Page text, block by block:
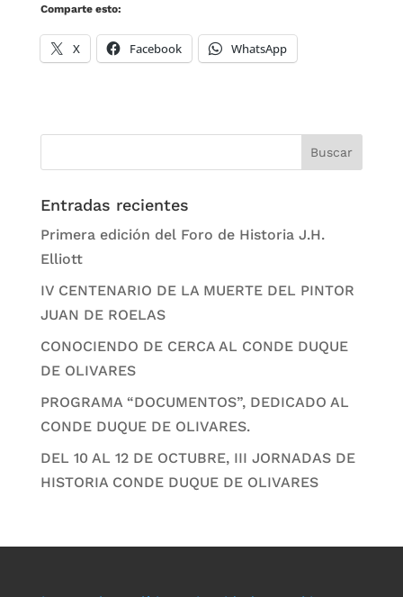
Comparte esto:
X Facebook WhatsApp
Entradas recientes
Primera edición del Foro de Historia J.H.
Elliott
IV CENTENARIO DE LA MUERTE DEL PINTOR
JUAN DE ROELAS
CONOCIENDO DE CERCA AL CONDE DUQUE
DE OLIVARES
PROGRAMA “DOCUMENTOS”, DEDICADO AL
CONDE DUQUE DE OLIVARES.
DEL 10 AL 12 DE OCTUBRE, III JORNADAS DE
HISTORIA CONDE DUQUE DE OLIVARES